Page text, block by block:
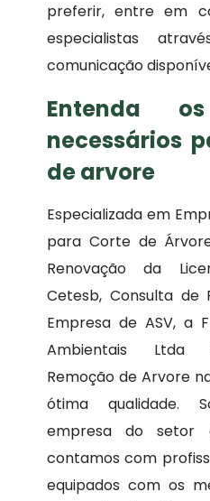
preferir, entre em
especialistas
comunicação
Entenda
necessários
de arvore
Especializada em
para Corte de
Renovação da
Cetesb, Consulta de
Empresa de ASV, a
Ambientais Ltda
Remoção de Arvore
ótima qualidade.
empresa do setor
contamos com
equipados com os